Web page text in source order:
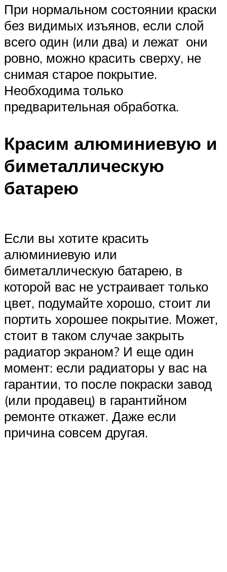
При нормальном состоянии краски
без видимых изъянов, если слой
всего один (или два) и лежат они
ровно, можно красить сверху, не
снимая старое покрытие.
Необходима только
предварительная обработка.
Красим алюминиевую и
биметаллическую
батарею
Если вы хотите красить
алюминиевую или
биметаллическую батарею, в
которой вас не устраивает только
цвет, подумайте хорошо, стоит ли
портить хорошее покрытие. Может,
стоит в таком случае закрыть
радиатор экраном? И еще один
момент: если радиаторы у вас на
гарантии, то после покраски завод
(или продавец) в гарантийном
ремонте откажет. Даже если
причина совсем другая.